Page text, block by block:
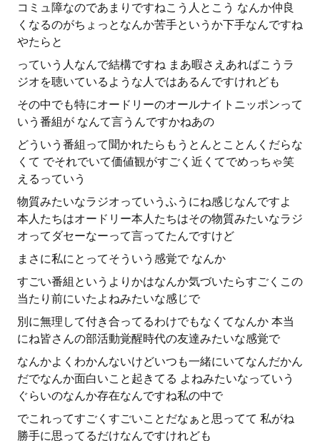
コミュ障なのであまりですねこう人とこう なんか仲良
くなるのがちょっとなんか苦手というか下手なんですね
やたらと
っていう人なんで結構ですね まあ暇さえあればこうラ
ジオを聴いているような人ではあるんですけれども
その中でも特にオードリーのオールナイトニッポンって
いう番組が なんて言うんですかねあの
どういう番組って聞かれたらもうとんとことんくだらな
くて でそれでいて価値観がすごく近くてでめっちゃ笑
えるっていう
物質みたいなラジオっていうふうにね感じなんですよ
本人たちはオードリー本人たちはその物質みたいなラジ
オってダセーなーって言ってたんですけど
まさに私にとってそういう感覚で なんか
すごい番組というよりかはなんか気づいたらすごくこの
当たり前にいたよねみたいな感じで
別に無理して付き合ってるわけでもなくてなんか 本当
にね皆さんの部活動覚醒時代の友達みたいな感覚で
なんかよくわかんないけどいつも一緒にいてなんだかん
だでなんか面白いこと起きてる よねみたいなっていう
ぐらいのなんか存在なんですね私の中で
でこれってすごくすごいことだなぁと思ってて 私がね
勝手に思ってるだけなんですけれども